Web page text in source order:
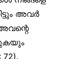
അവർ